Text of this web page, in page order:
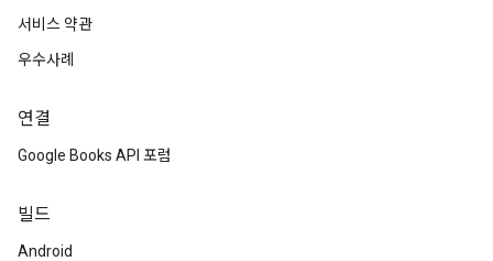
서비스 약관
우수사례
연결
Google Books API 포럼
빌드
Android